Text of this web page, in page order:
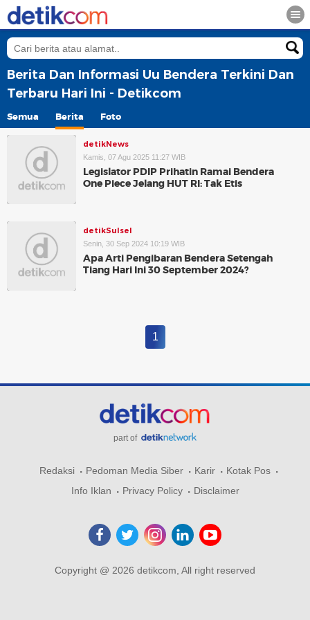
Berita Dan Informasi Uu Bendera Terkini Dan
Terbaru Hari Ini - Detikcom
Semua Berita Foto
detikNews
Kamis, 07 Agu 2025 11:27 WIB
Legislator PDIP Prihatin Ramai Bendera
One Piece Jelang HUT RI: Tak Etis
detikSulsel
Senin, 30 Sep 2024 10:19 WIB
Apa Arti Pengibaran Bendera Setengah
Tiang Hari Ini 30 September 2024?
1
part of
Redaksi Pedoman Media Siber Karir
Kotak Pos
Info Iklan
Privacy Policy Disclaimer
Copyright @ 2026 detikcom, All right reserved